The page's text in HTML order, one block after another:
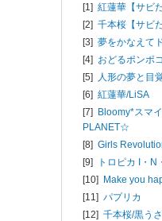
[1] 紅蓮華【サビ
[2] 千本桜【サビ
[3] 夢をかなえて
[4] おどるポンポ
[5] 人形の夢と目
[6] 紅蓮華/LiSA
[7] Bloomy*スマ
PLANET☆
[8] Girls
[9]
トロピカ I・N
[10] Make you
[11] パプリカ
[12] 千本桜/黒う